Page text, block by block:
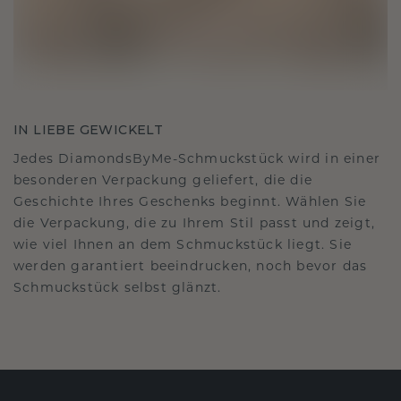
IN LIEBE GEWICKELT
Jedes DiamondsByMe-Schmuckstück wird in einer
besonderen Verpackung geliefert, die die
Geschichte Ihres Geschenks beginnt. Wählen Sie
die Verpackung, die zu Ihrem Stil passt und zeigt,
wie viel Ihnen an dem Schmuckstück liegt. Sie
werden garantiert beeindrucken, noch bevor das
Schmuckstück selbst glänzt.